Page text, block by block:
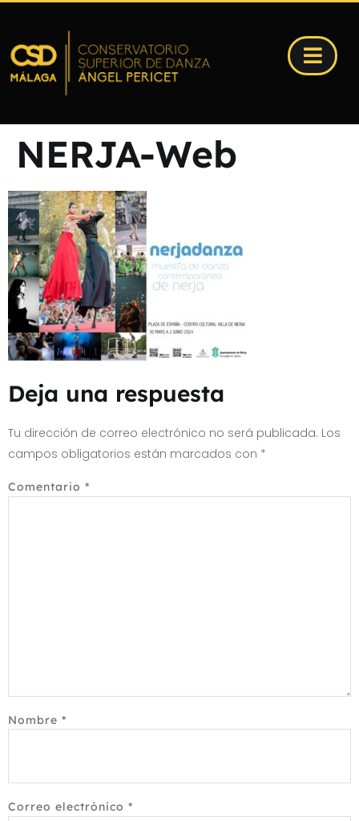
NERJA-Web
Deja una respuesta
Tu dirección de correo electrónico no será publicada. Los
campos obligatorios están marcados con *
Comentario *
Nombre *
Correo electrónico *